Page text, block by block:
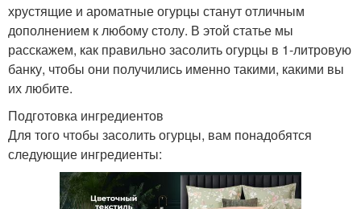
хрустящие и ароматные огурцы станут отличным
дополнением к любому столу. В этой статье мы
расскажем, как правильно засолить огурцы в 1-литровую
банку, чтобы они получились именно такими, какими вы
их любите.
Подготовка ингредиентов
Для того чтобы засолить огурцы, вам понадобятся
следующие ингредиенты: